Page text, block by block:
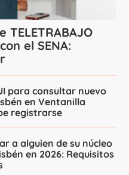
el SENA:
para consultar nuevo
en Ventanilla
registrarse
a alguien de su núcleo
en 2026: Requisitos